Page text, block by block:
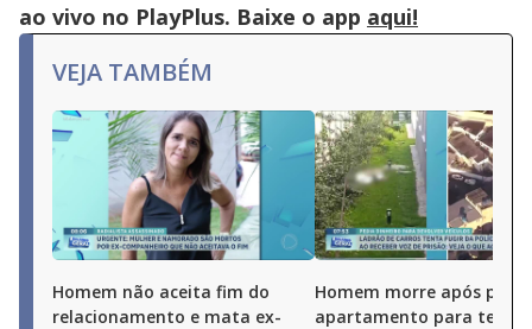
ao vivo no PlayPlus. Baixe o app aqui!
VEJA TAMBÉM
Homem não aceita fim do
relacionamento e mata ex-
Homem morre após
apartamento para tentar